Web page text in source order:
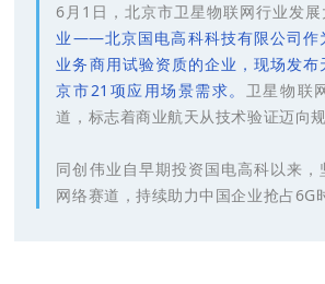
6月1日，北京市卫星物联网行业发展
业——北京国电高科科技有限公司作
业务商用试验资质的企业，现场发
京市21项应用场景需求。 卫星物联
道，标志着商业航天从技术验证迈向
同创伟业自早期投资国电高科以来
网络赛道，持续助力中国企业抢占6G